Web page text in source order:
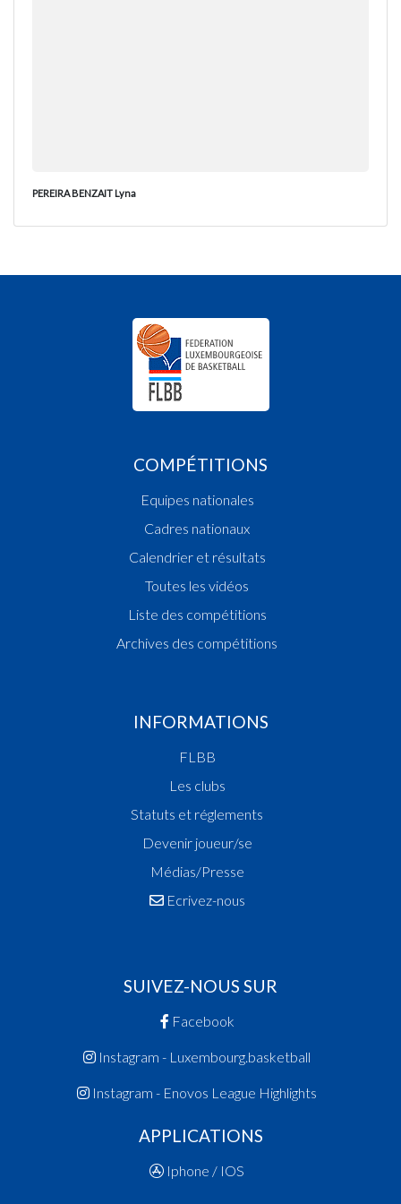
PEREIRA BENZAIT Lyna
COMPÉTITIONS
Equipes nationales
Cadres nationaux
Calendrier et résultats
Toutes les vidéos
Liste des compétitions
Archives des compétitions
INFORMATIONS
FLBB
Les clubs
Statuts et réglements
Devenir joueur/se
Médias/Presse
Ecrivez-nous
SUIVEZ-NOUS SUR
Facebook
Instagram - Luxembourg.basketball
Instagram - Enovos League Highlights
APPLICATIONS
Iphone / IOS